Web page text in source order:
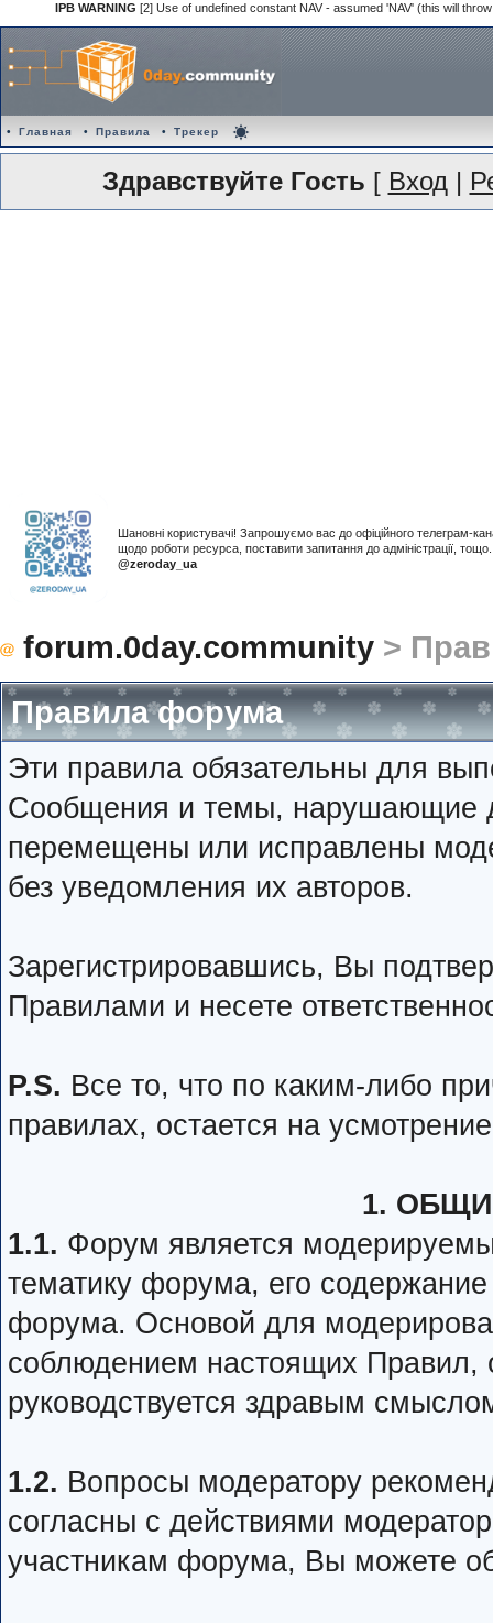
IPB WARNING [2] Use of undefined constant NAV - assumed 'NAV' (this will
• Главная • Правила • Трекер
Здравствуйте Гость [ Вход|
Шановні користувачі! Запрошуємо вас до офіційного телеграм-
щодо роботи ресурса, поставити запитання до адміністрації,
@zeroday_ua
forum.0day.community >
Правила форума
Эти правила обязательны для
Сообщения и темы, нарушающие
перемещены или исправлены
без уведомления их авторов.
Зарегистрировавшись, Вы
Правилами и несете
P.S. Все то, что по каким-либо
правилах, остается на
1.
1.1. Форум является
тематику форума, его
форума. Основой для
соблюдением настоящих Правил,
руководствуется здравым
1.2. Вопросы модератору
согласны с действиями
участникам форума, Вы можете